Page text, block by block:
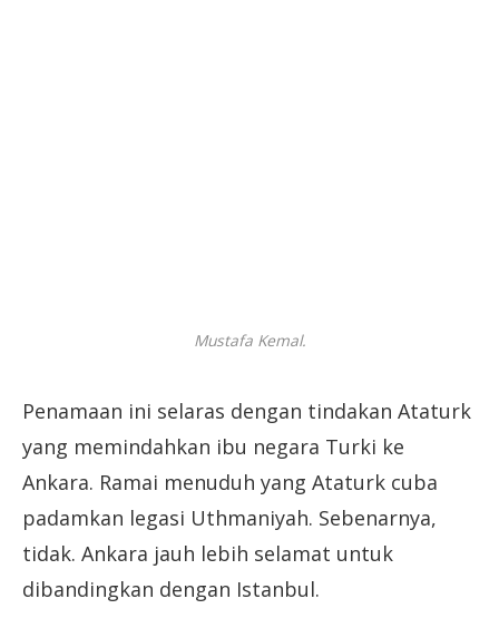
Mustafa Kemal.
Penamaan ini selaras dengan tindakan Ataturk
yang memindahkan ibu negara Turki ke
Ankara. Ramai menuduh yang Ataturk cuba
padamkan legasi Uthmaniyah. Sebenarnya,
tidak. Ankara jauh lebih selamat untuk
dibandingkan dengan Istanbul.